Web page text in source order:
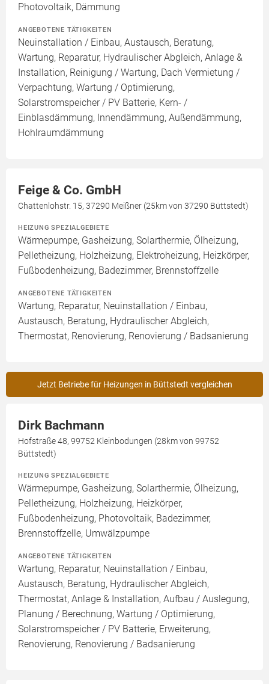
Photovoltaik, Dämmung
ANGEBOTENE TÄTIGKEITEN
Neuinstallation / Einbau, Austausch, Beratung,
Wartung, Reparatur, Hydraulischer Abgleich, Anlage &
Installation, Reinigung / Wartung, Dach Vermietung /
Verpachtung, Wartung / Optimierung,
Solarstromspeicher / PV Batterie, Kern- /
Einblasdämmung, Innendämmung, Außendämmung,
Hohlraumdämmung
Feige & Co. GmbH
Chattenlohstr. 15, 37290 Meißner (25km von 37290 Büttstedt)
HEIZUNG SPEZIALGEBIETE
Wärmepumpe, Gasheizung, Solarthermie, Ölheizung,
Pelletheizung, Holzheizung, Elektroheizung, Heizkörper,
Fußbodenheizung, Badezimmer, Brennstoffzelle
ANGEBOTENE TÄTIGKEITEN
Wartung, Reparatur, Neuinstallation / Einbau,
Austausch, Beratung, Hydraulischer Abgleich,
Thermostat, Renovierung, Renovierung / Badsanierung
Jetzt Betriebe für Heizungen in Büttstedt vergleichen
Dirk Bachmann
Hofstraße 48, 99752 Kleinbodungen (28km von 99752
Büttstedt)
HEIZUNG SPEZIALGEBIETE
Wärmepumpe, Gasheizung, Solarthermie, Ölheizung,
Pelletheizung, Holzheizung, Heizkörper,
Fußbodenheizung, Photovoltaik, Badezimmer,
Brennstoffzelle, Umwälzpumpe
ANGEBOTENE TÄTIGKEITEN
Wartung, Reparatur, Neuinstallation / Einbau,
Austausch, Beratung, Hydraulischer Abgleich,
Thermostat, Anlage & Installation, Aufbau / Auslegung,
Planung / Berechnung, Wartung / Optimierung,
Solarstromspeicher / PV Batterie, Erweiterung,
Renovierung, Renovierung / Badsanierung